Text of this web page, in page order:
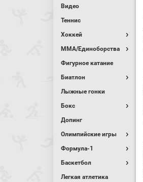
Видео
Теннис
Хоккей
MMA/Единоборства
Фигурное катание
Биатлон
Лыжные гонки
Бокс
Допинг
Олимпийские игры
Формула-1
Баскетбол
Легкая атлетика